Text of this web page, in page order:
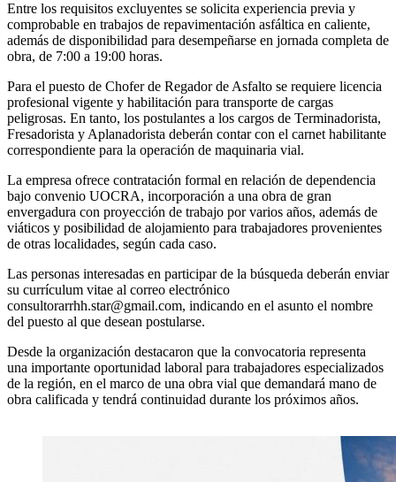
Entre los requisitos excluyentes se solicita experiencia previa y
comprobable en trabajos de repavimentación asfáltica en caliente,
además de disponibilidad para desempeñarse en jornada completa de
obra, de 7:00 a 19:00 horas.
Para el puesto de Chofer de Regador de Asfalto se requiere licencia
profesional vigente y habilitación para transporte de cargas
peligrosas. En tanto, los postulantes a los cargos de Terminadorista,
Fresadorista y Aplanadorista deberán contar con el carnet habilitante
correspondiente para la operación de maquinaria vial.
La empresa ofrece contratación formal en relación de dependencia
bajo convenio UOCRA, incorporación a una obra de gran
envergadura con proyección de trabajo por varios años, además de
viáticos y posibilidad de alojamiento para trabajadores provenientes
de otras localidades, según cada caso.
Las personas interesadas en participar de la búsqueda deberán enviar
su currículum vitae al correo electrónico
consultorarrhh.star@gmail.com, indicando en el asunto el nombre
del puesto al que desean postularse.
Desde la organización destacaron que la convocatoria representa
una importante oportunidad laboral para trabajadores especializados
de la región, en el marco de una obra vial que demandará mano de
obra calificada y tendrá continuidad durante los próximos años.